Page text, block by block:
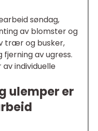
søndag,
av blomster og
trær og busker,
av ugress.
individuelle
ulemper er